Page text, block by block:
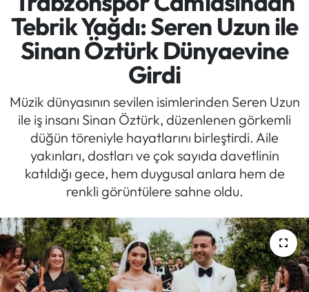
Tebrik Yağdı: Seren Uzun ile
Sinan Öztürk Dünyaevine
Girdi
Müzik dünyasının sevilen isimlerinden Seren Uzun
ile iş insanı Sinan Öztürk, düzenlenen görkemli
düğün töreniyle hayatlarını birleştirdi. Aile
yakınları, dostları ve çok sayıda davetlinin
katıldığı gece, hem duygusal anlara hem de
renkli görüntülere sahne oldu.
Kültür/Sanat
Politika
Politik Kulis
Dünya
Magazin
Mektup Galeri
Röportaj
Manşet
Süper Lig Puan Durumu ve Fikstür
Tüm Manşetler
Son Dakika Haberleri
Haber Arşivi